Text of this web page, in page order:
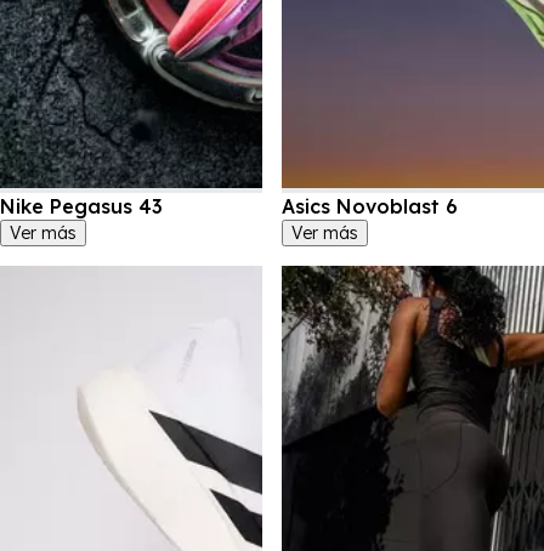
Nike Pegasus 43
Ver más
Asics Novoblast 6
Ver más